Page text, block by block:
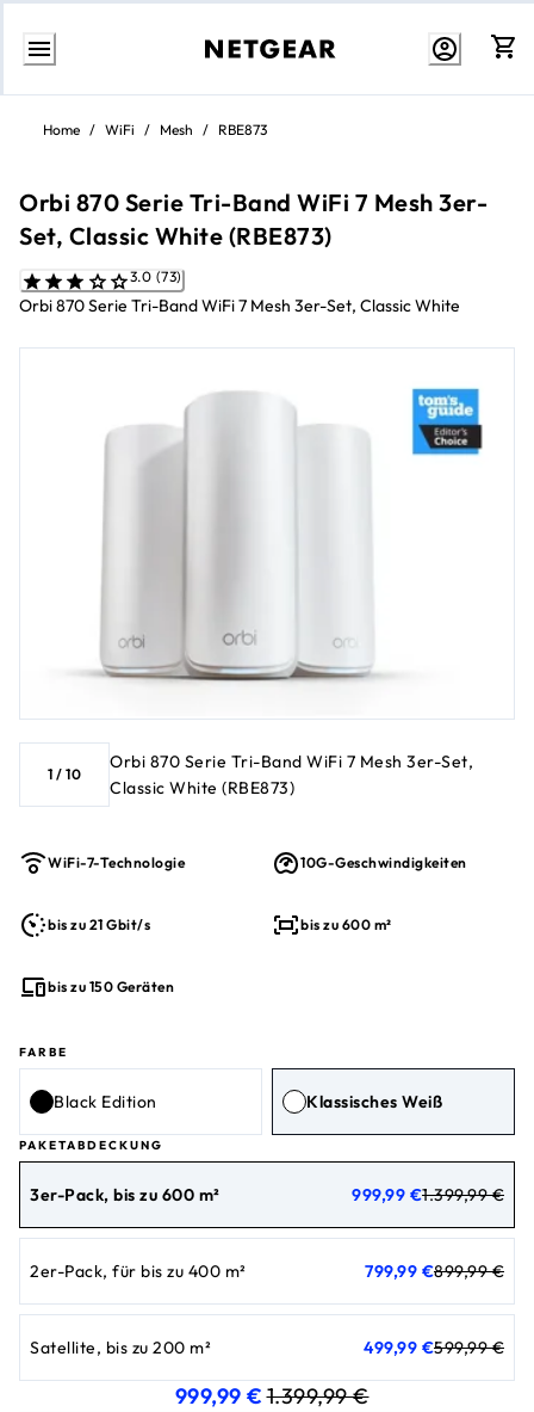
Weiter
InhaltHome / WiFi / Mesh / RBE873
Orbi 870 Serie Tri-Band WiFi 7 Mesh 3er-
Set, Classic White (RBE873)
3.0 (73)
Orbi 870 Serie Tri-Band WiFi 7 Mesh 3er-Set, Classic White
1 / 10
Orbi 870 Serie Tri-Band WiFi 7 Mesh 3er-Set,
Classic White (RBE873)
WiFi-7-Technologie 10G-Geschwindigkeiten
bis zu 21 Gbit/s bis zu 600 m²
bis zu 150 Geräten
FARBE
Black Edition Klassisches Weiß
PAKETABDECKUNG
3er-Pack, bis zu 600 m² 999,99 €
aktueller Preis 999,99 €
1.399,99 €
Originalpreis 1.399,99 €
2er-Pack, für bis zu 400 m² 799,99 €
aktueller Preis 799,99 €
899,99 €
Originalpreis 899,99 €
Satellite, bis zu 200 m² 499,99 €
aktueller Preis 499,99 €
599,99 €
Originalpreis 599,99 €
999,99 € aktueller Preis 999,99 €
1.399,99 €